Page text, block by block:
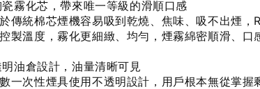
霧化芯，帶來唯一等級的滑順口感
傳統棉芯煙機容易吸到乾燒、焦味、吸不出煙
製溫度，霧化更細緻、均勻，煙霧綿密順滑、口
油倉設計，油量清晰可見
一次性煙具使用不透明設計，用戶根本無從掌